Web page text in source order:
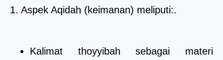
1. Aspek Aqidah (keimanan) meliputi:.
Kalimat thoyyibah sebagai materi